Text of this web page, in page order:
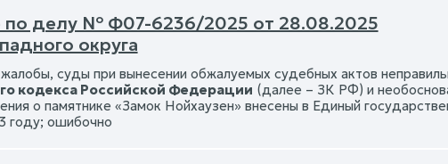
по делу № Ф07-6236/2025 от 28.08.2025
округа
суды при вынесении обжалуемых судебных актов
кодекса Российской Федерации (далее – ЗК РФ) и
о памятнике «Замок Нойхаузен» внесены в Единый
году; ошибочно